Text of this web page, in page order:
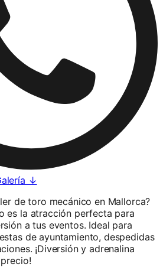
↓
de toro mecánico en Mallorca?
es la atracción perfecta para
a tus eventos. Ideal para
de ayuntamiento, despedidas
¡Diversión y adrenalina